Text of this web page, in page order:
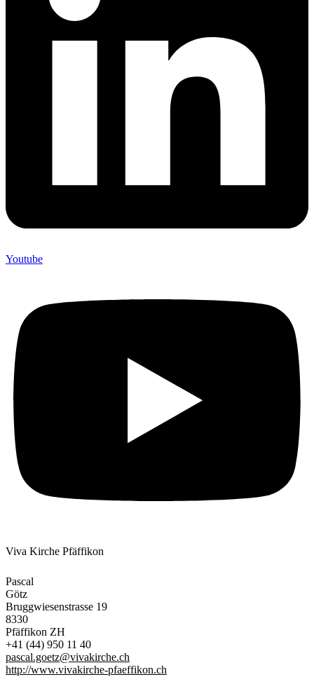
Youtube
Viva Kirche Pfäffikon
Pascal
Götz
Bruggwiesenstrasse 19
8330
Pfäffikon ZH
+41 (44) 950 11 40
pascal.goetz@vivakirche.ch
http://www.vivakirche-pfaeffikon.ch